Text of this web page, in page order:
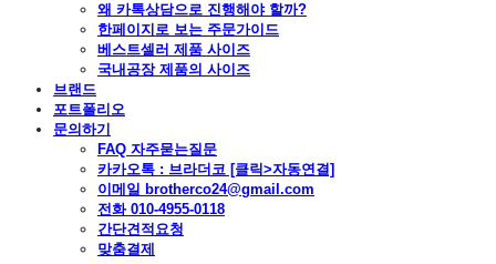
왜 카톡상담으로 진행해야 할까?
한페이지로 보는 주문가이드
베스트셀러 제품 사이즈
국내공장 제품의 사이즈
브랜드
포트폴리오
문의하기
FAQ 자주묻는질문
카카오톡 : 브라더코 [클릭>자동연결]
이메일 brotherco24@gmail.com
전화 010-4955-0118
간단견적요청
맞춤결제